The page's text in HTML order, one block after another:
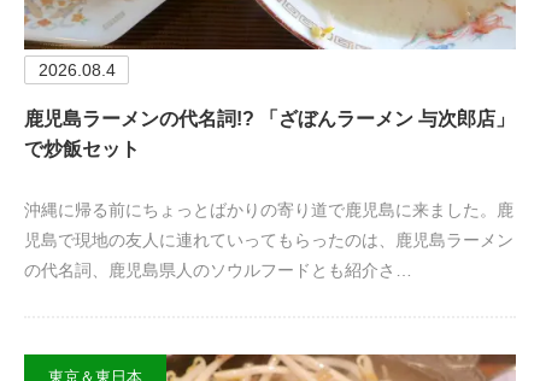
2026.08.4
鹿児島ラーメンの代名詞!? 「ざぼんラーメン 与次郎店」
で炒飯セット
沖縄に帰る前にちょっとばかりの寄り道で鹿児島に来ました。鹿
児島で現地の友人に連れていってもらったのは、鹿児島ラーメン
の代名詞、鹿児島県人のソウルフードとも紹介さ…
東京＆東日本